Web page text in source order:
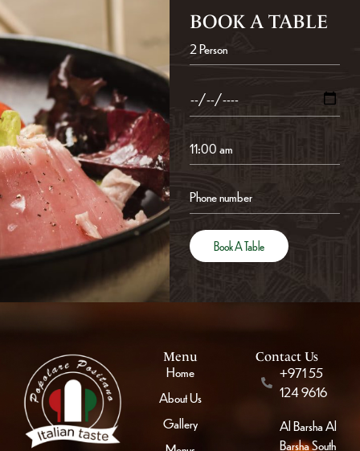
BOOK A TABLE
Menu
Home
About Us
Gallery
Contact Us
+971 55
124 9616
Al Barsha Al
Barsha South